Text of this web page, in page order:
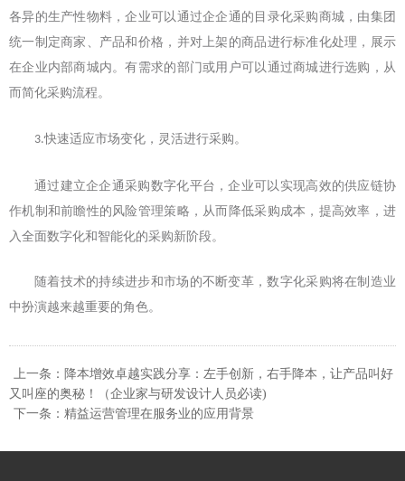
各异的生产性物料，企业可以通过企企通的目录化采购商城，由集团
统一制定商家、产品和价格，并对上架的商品进行标准化处理，展示
在企业内部商城内。有需求的部门或用户可以通过商城进行选购，从
而简化采购流程。
3.快速适应市场变化，灵活进行采购。
通过建立企企通采购数字化平台，企业可以实现高效的供应链协
作机制和前瞻性的风险管理策略，从而降低采购成本，提高效率，进
入全面数字化和智能化的采购新阶段。
随着技术的持续进步和市场的不断变革，数字化采购将在制造业
中扮演越来越重要的角色。
上一条：降本增效卓越实践分享：左手创新，右手降本，让产品叫好
又叫座的奥秘！（企业家与研发设计人员必读)
下一条：精益运营管理在服务业的应用背景